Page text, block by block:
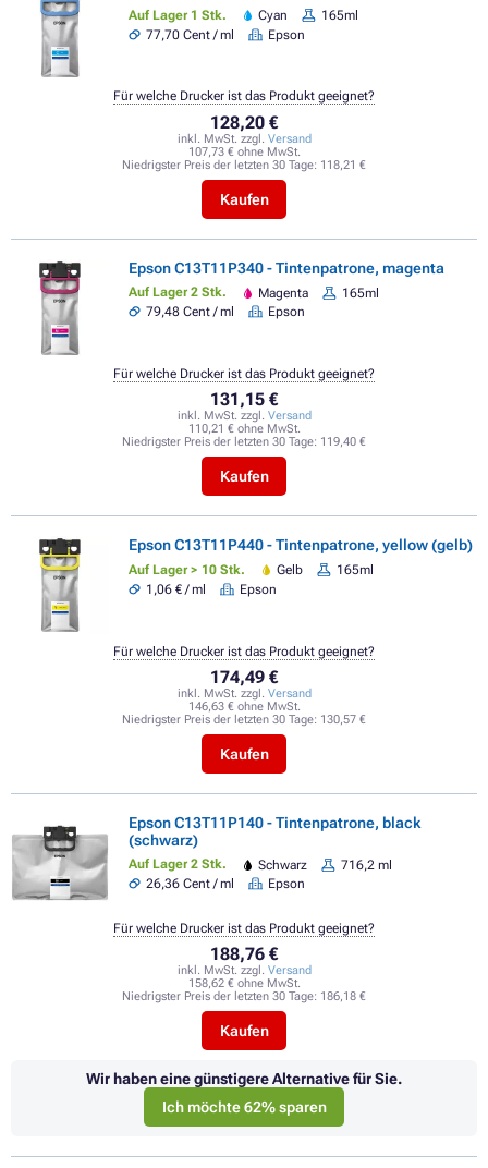
Auf Lager 1 Stk. Cyan
165ml
77,70 Cent / ml
Epson
128,20 €
inkl. MwSt. zzgl. Versand
107,73 € ohne MwSt.
Niedrigster Preis der letzten 30 Tage: 118,21 €
Kaufen
Für welche Drucker ist das Produkt geeignet?
Epson C13T11P340 - Tintenpatrone, magenta
Auf Lager 2 Stk. Magenta
165ml
79,48 Cent / ml
Epson
131,15 €
inkl. MwSt. zzgl. Versand
110,21 € ohne MwSt.
Niedrigster Preis der letzten 30 Tage: 119,40 €
Kaufen
Für welche Drucker ist das Produkt geeignet?
Epson C13T11P440 - Tintenpatrone, yellow (gelb)
Auf Lager > 10 Stk. Gelb
165ml
1,06 € / ml
Epson
174,49 €
inkl. MwSt. zzgl. Versand
146,63 € ohne MwSt.
Niedrigster Preis der letzten 30 Tage: 130,57 €
Kaufen
Für welche Drucker ist das Produkt geeignet?
Epson C13T11P140 - Tintenpatrone, black
(schwarz)
Auf Lager 2 Stk. Schwarz
716,2 ml
26,36 Cent / ml
Epson
188,76 €
inkl. MwSt. zzgl. Versand
158,62 € ohne MwSt.
Niedrigster Preis der letzten 30 Tage: 186,18 €
Kaufen
Für welche Drucker ist das Produkt geeignet?
Wir haben eine günstigere Alternative für Sie.
Ich möchte 62% sparen